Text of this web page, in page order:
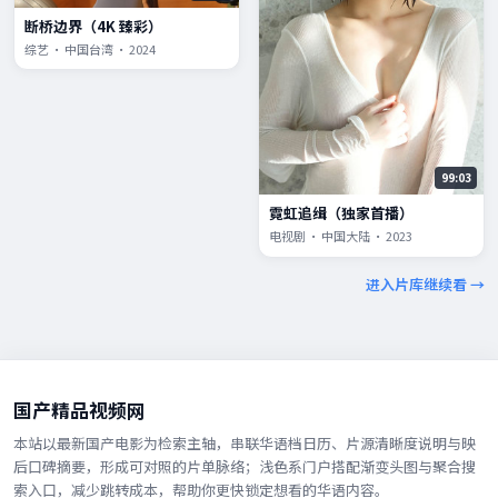
断桥边界（4K 臻彩）
综艺 · 中国台湾 · 2024
99:03
霓虹追缉（独家首播）
电视剧 · 中国大陆 · 2023
进入片库继续看 →
国产精品视频网
本站以最新国产电影为检索主轴，串联华语档日历、片源清晰度说明与映
后口碑摘要，形成可对照的片单脉络；浅色系门户搭配渐变头图与聚合搜
索入口，减少跳转成本，帮助你更快锁定想看的华语内容。